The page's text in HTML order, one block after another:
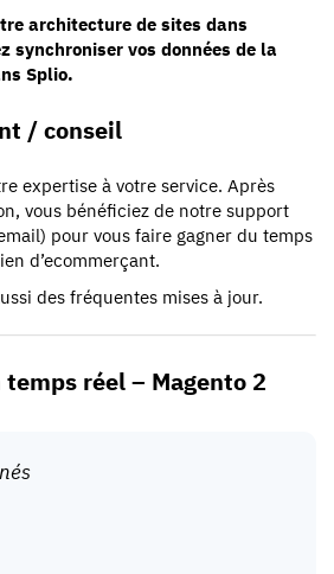
architecture de sites dans
synchroniser vos données de la
Splio.
/ conseil
expertise à votre service. Après
vous bénéficiez de notre support
pour vous faire gagner du temps
d’ecommerçant.
des fréquentes mises à jour.
réel – Magento 2